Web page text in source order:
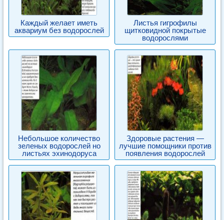
Каждый желает иметь
аквариум без водорослей
Листья гигрофилы
щитковидной покрытые
водорослями
Небольшое количество
зеленых водорослей но
листьях эхинодоруса
Здоровые растения —
лучшие помощники против
появления водорослей